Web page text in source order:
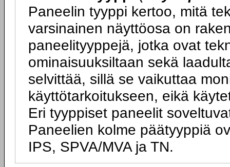
Paneelin tyyppi kertoo, mitä
varsinainen näyttöosa on
paneelityyppejä, jotka ovat
ominaisuuksiltaan sekä
selvittää, sillä se vaikuttaa
käyttötarkoitukseen, eikä
Eri tyyppiset paneelit
Paneelien kolme päätyyppiä
IPS, SPVA/MVA ja TN.